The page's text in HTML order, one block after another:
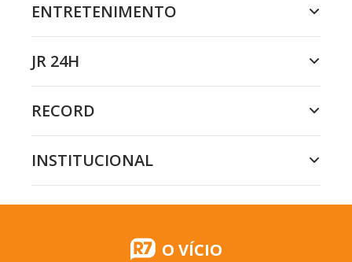
ENTRETENIMENTO
JR 24H
RECORD
INSTITUCIONAL
O VÍCIO